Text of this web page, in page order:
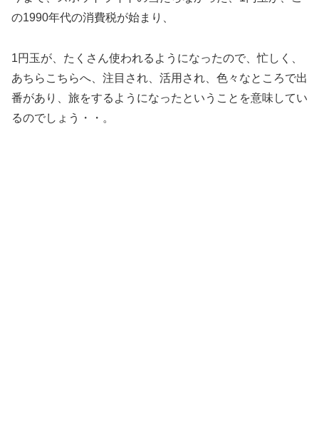
の1990年代の消費税が始まり、
1円玉が、たくさん使われるようになったので、忙しく、
あちらこちらへ、注目され、活用され、色々なところで出
番があり、旅をするようになったということを意味してい
るのでしょう・・。